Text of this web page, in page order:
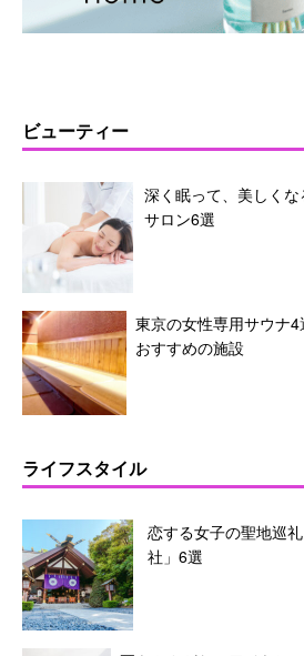
ビューティー
深く眠って、美しくな
サロン6選
東京の女性専用サウナ
おすすめの施設
ライフスタイル
恋する女子の聖地巡
社」6選